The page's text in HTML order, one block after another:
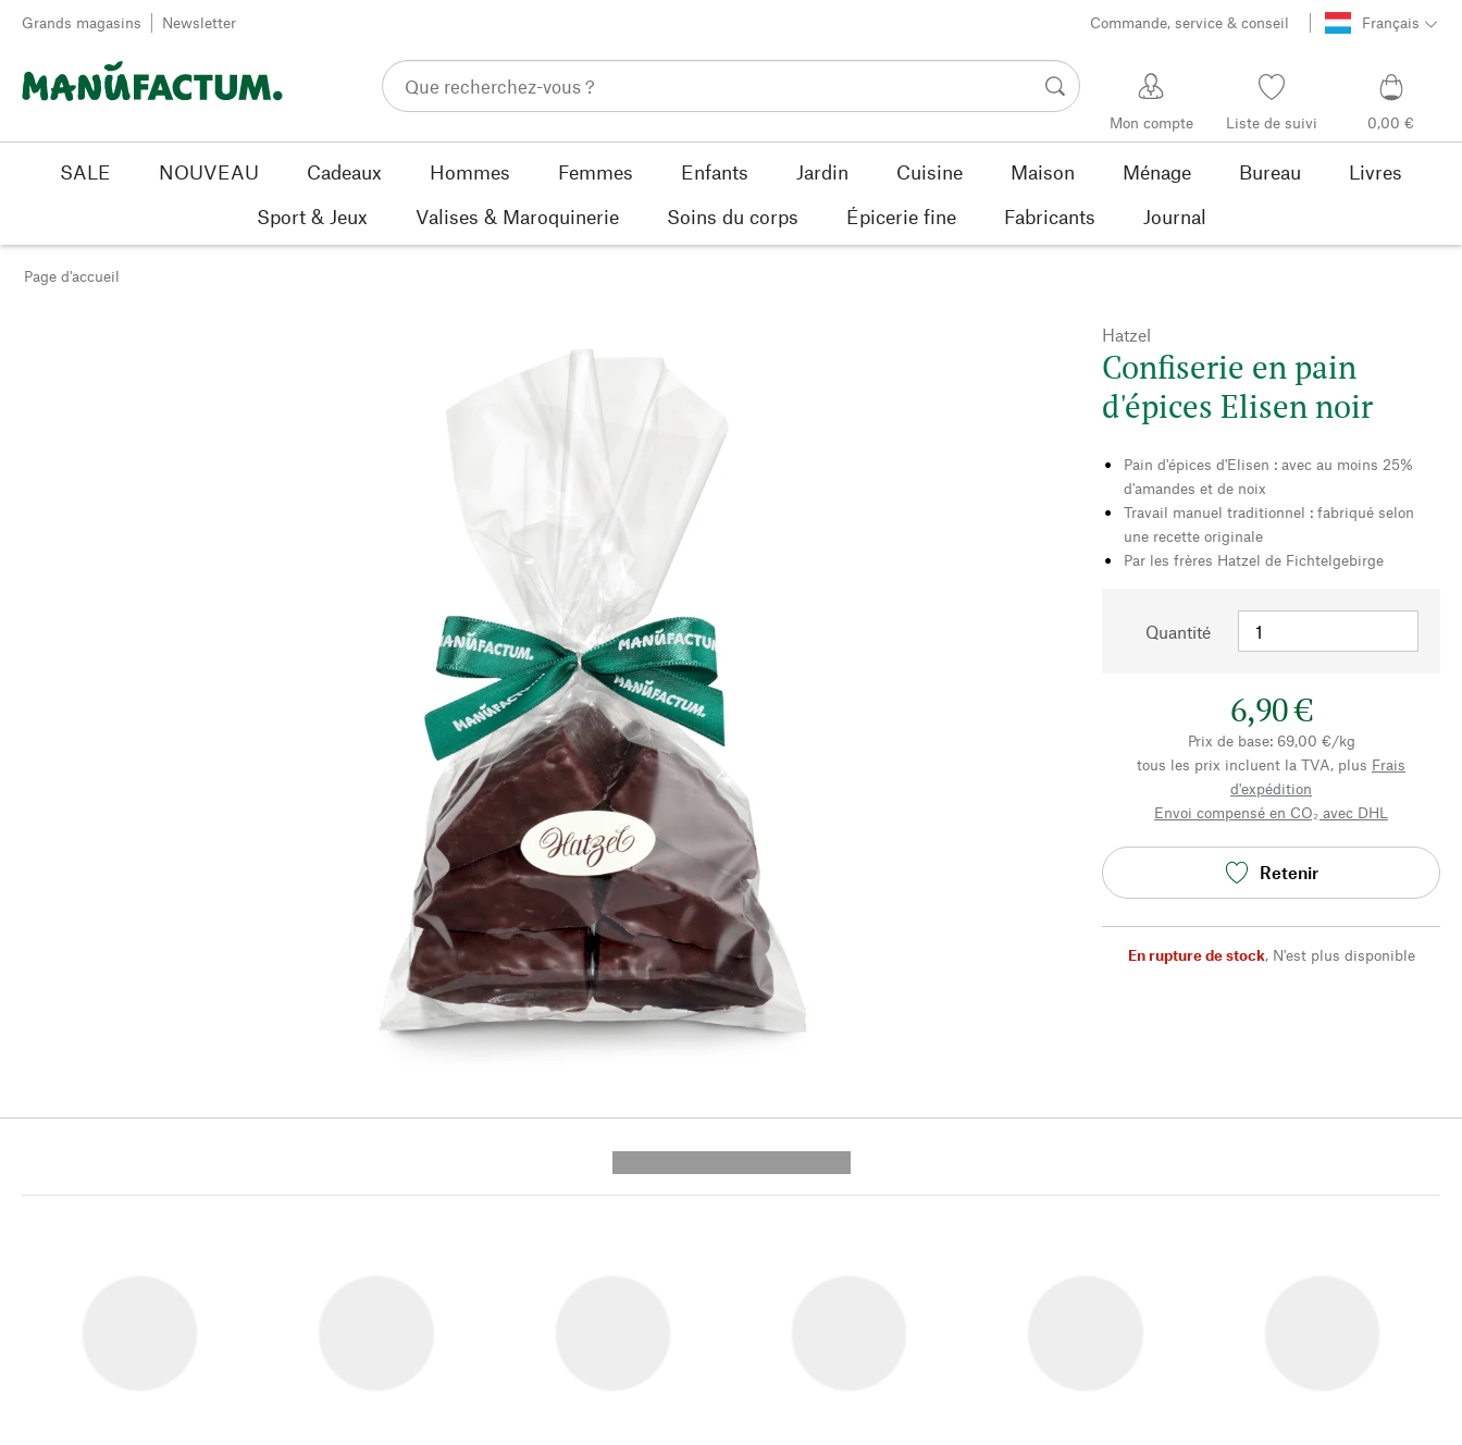
Passer au contenu
Grands magasins Newsletter Commande, service & conseil Français
Mon compte Liste de suivi 0,00 €
SALE NOUVEAU Cadeaux Hommes Femmes Enfants Jardin Cuisine Maison Ménage Bureau
Livres
Sport & Jeux
Valises & Maroquinerie Soins du corps Épicerie fine Fabricants Journal
Page d'accueil
Hatzel
Confiserie en pain
d'épices Elisen noir
Pain d'épices d'Elisen : avec au moins 25%
d'amandes et de noix
Travail manuel traditionnel : fabriqué selon
une recette originale
Par les frères Hatzel de Fichtelgebirge
Quantité
6,90 €
Prix de base: 69,00 €/kg
tous les prix incluent la TVA, plus Frais
d'expédition
Envoi compensé en CO₂ avec DHL
Retenir
En rupture de stock, N'est plus disponible